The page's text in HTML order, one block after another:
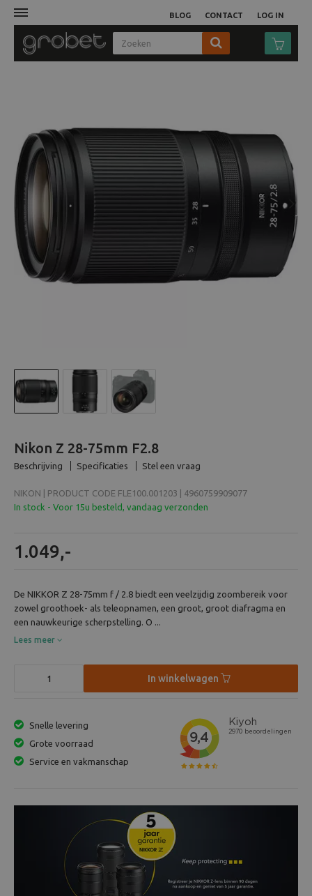
LOG IN
BLOG CONTACT
Objectieven
Video
Tassen
Statieven
Analoog
Next
Nikon Z 28-75mm F2.8
Beschrijving Specificaties Stel een vraag
NIKON | PRODUCT CODE FLE100.001203 | 4960759909077
In stock - Voor 15u besteld, vandaag verzonden
1.049,-
De NIKKOR Z 28-75mm f / 2.8 biedt een veelzijdig zoombereik voor
zowel groothoek- als teleopnamen, een groot, groot diafragma en
een nauwkeurige scherpstelling. O ...
Lees meer
In winkelwagen
Snelle levering
Grote voorraad
Service en vakmanschap